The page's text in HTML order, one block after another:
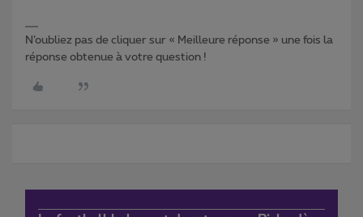
N’oubliez pas de cliquer sur « Meilleure réponse » une fois la
réponse obtenue à votre question !